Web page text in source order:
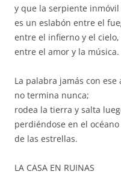
y que la serpiente inmóvil
es un eslabón entre el
entre el infierno y el cielo,
entre el amor y la música.
La palabra jamás con ese
no termina nunca;
rodea la tierra y salta
perdiéndose en el océano
de las estrellas.
LA CASA EN RUINAS